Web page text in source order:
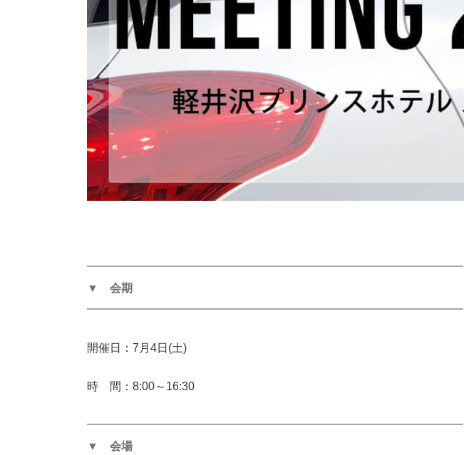
━━━━━━━━━━━━━━━━━━━━━━━━━━━━━━━━━
▼ 会期
━━━━━━━━━━━━━━━━━━━━━━━━━━━━━━━━━
開催日：7月4日(土)
時 間：8:00～16:30
━━━━━━━━━━━━━━━━━━━━━━━━━━━━━━━━━
▼ 会場